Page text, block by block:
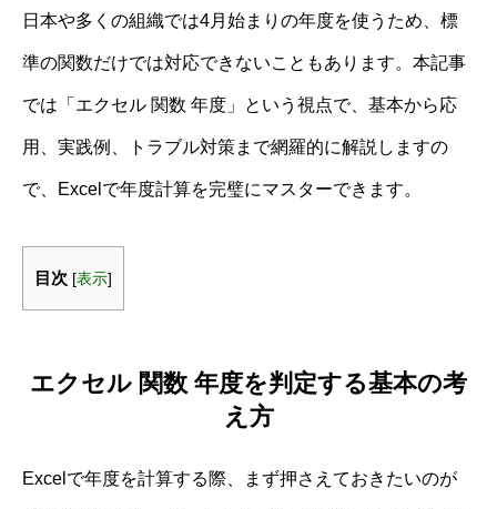
日本や多くの組織では4月始まりの年度を使うため、標
準の関数だけでは対応できないこともあります。本記事
では「エクセル 関数 年度」という視点で、基本から応
用、実践例、トラブル対策まで網羅的に解説しますの
で、Excelで年度計算を完璧にマスターできます。
目次 [表示]
エクセル 関数 年度を判定する基本の考
え方
Excelで年度を計算する際、まず押さえておきたいのが